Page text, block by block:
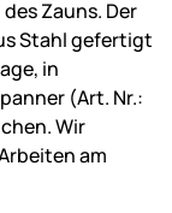
Zauns. Der
Stahl gefertigt
in
(Art. Nr.:
Wir
am